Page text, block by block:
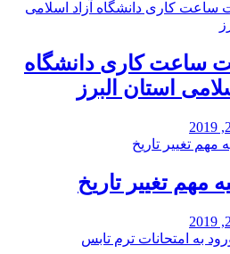
ساعت کاری دانشگاه
استان البرز
مهم تغییر تاریخ